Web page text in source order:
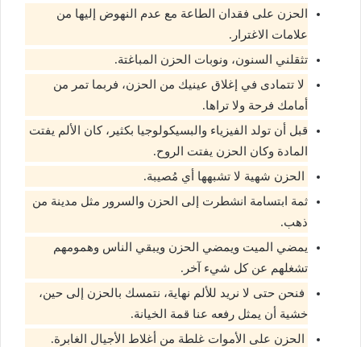
الحزن على فقدان الطاعة مع عدم النهوض إليها من
علامات الاغترار.
تثقلني السنون، ونوبات الحزن المباغتة.
لا تتمادى في إغلاق عينيك من الحزن، فربما تمر من
أمامك فرحة ولا تراها.
قبل أن تولد الفيزياء والبسيكولوجيا بكثير، كان الألم يفتت
المادة وكان الحزن يفتت الروح.
الحزن شهية لا تشبهها أي مُصيبة.
ثمة ابتسامة انشطرت إلى الحزن والسرور مثل مدينة من
ذهب.
يمضي الميت ويمضي الحزن ويبقي الناس وهمومهم
تشغلهم عن كل شيء آخر.
فنحن حتى لا نريد للألم نهاية، نتمسك بالحزن إلى حين،
خشية أن يمثل رفعه عنا قمة الخيانة.
الحزن على الأموات غلطة من أغلاط الأجيال الغابرة.